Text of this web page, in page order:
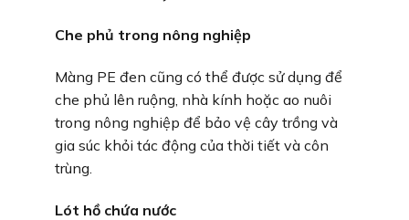
Che phủ trong nông nghiệp
Màng PE đen cũng có thể được sử dụng để
che phủ lên ruộng, nhà kính hoặc ao nuôi
trong nông nghiệp để bảo vệ cây trồng và
gia súc khỏi tác động của thời tiết và côn
trùng.
Lót hồ chứa nước